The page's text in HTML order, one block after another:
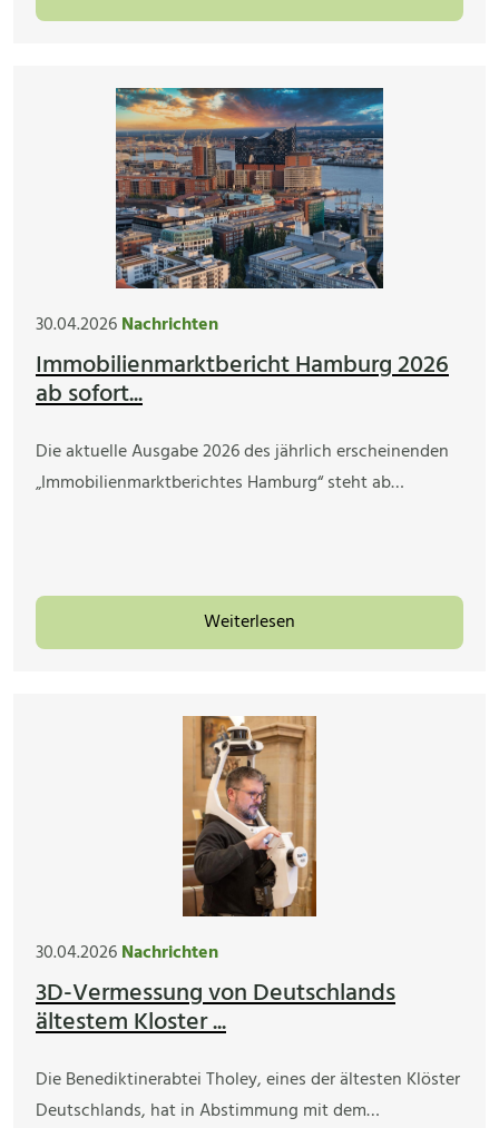
30.04.2026Nachrichten
Immobilienmarktbericht Hamburg 2026
ab sofort...
Die aktuelle Ausgabe 2026 des jährlich erscheinenden
„Immobilienmarktberichtes Hamburg“ steht ab…
Weiterlesen
30.04.2026Nachrichten
3D-Vermessung von Deutschlands
ältestem Kloster ...
Die Benediktinerabtei Tholey, eines der ältesten Klöster
Deutschlands, hat in Abstimmung mit dem…